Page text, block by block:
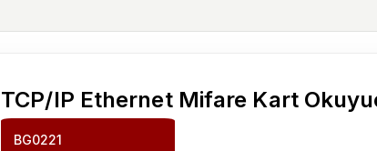
TCP/IP Ethernet Mifare Kart
BG0221